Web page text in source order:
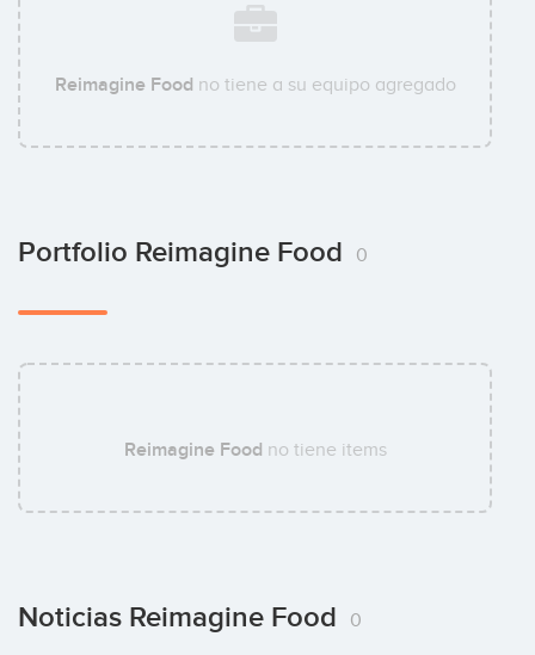
Reimagine Food no tiene a su equipo agregado
Portfolio Reimagine Food 0
Reimagine Food no tiene items
Noticias Reimagine Food 0